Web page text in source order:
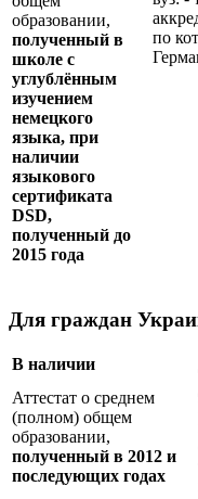
по
образовании,
полученный в
школе с
углублённым
изучением
немецкого
языка, при
наличии
языкового
сертификата
DSD,
полученный до
2015 года
Для граждан
В наличии
Аттестат о среднем
(полном) общем
образовании,
полученный в 2012 и
последующих годах